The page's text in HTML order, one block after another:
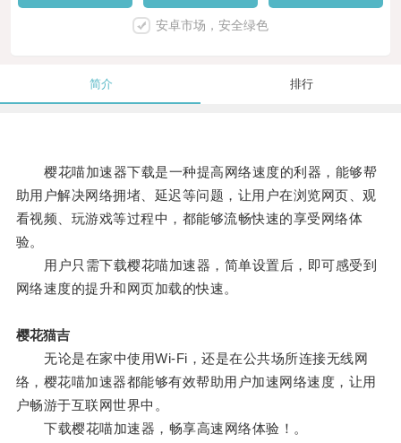
安卓市场，安全绿色
简介 排行
樱花喵加速器下载是一种提高网络速度的利器，能够帮
助用户解决网络拥堵、延迟等问题，让用户在浏览网页、观
看视频、玩游戏等过程中，都能够流畅快速的享受网络体
验。
用户只需下载樱花喵加速器，简单设置后，即可感受到
网络速度的提升和网页加载的快速。
樱花猫吉
无论是在家中使用Wi-Fi，还是在公共场所连接无线网
络，樱花喵加速器都能够有效帮助用户加速网络速度，让用
户畅游于互联网世界中。
下载樱花喵加速器，畅享高速网络体验！。